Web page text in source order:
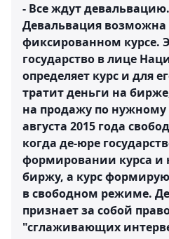
- Все ждут
Девальвация возможна
фиксированном курсе.
государство в лице
определяет курс и для
тратит деньги на
на продажу по нужному
августа 2015 года
когда де-юре
формировании курса и
биржу, а курс
в свободном режиме.
признает за собой
"сглаживающих